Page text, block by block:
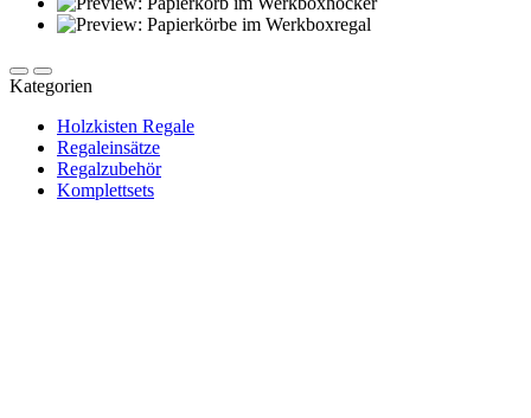
Kategorien
Holzkisten Regale
Regaleinsätze
Regalzubehör
Komplettsets